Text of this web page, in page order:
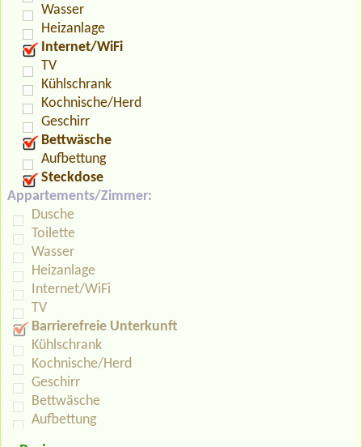
Wasser
Heizanlage
Internet/WiFi
TV
Kühlschrank
Kochnische/Herd
Geschirr
Bettwäsche
Aufbettung
Steckdose
Appartements/Zimmer:
Dusche
Toilette
Wasser
Heizanlage
Internet/WiFi
TV
Barrierefreie Unterkunft
Kühlschrank
Kochnische/Herd
Geschirr
Bettwäsche
Aufbettung